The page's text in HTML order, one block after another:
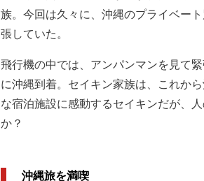
族。今回は久々に、沖縄のプライベー
張していた。
飛行機の中では、アンパンマンを見て
に沖縄到着。セイキン家族は、これか
な宿泊施設に感動するセイキンだが、
か？
沖縄旅を満喫